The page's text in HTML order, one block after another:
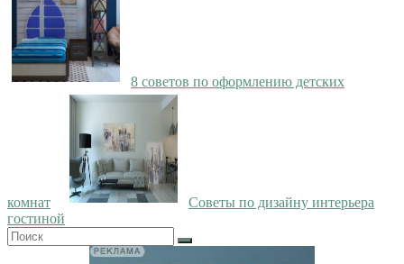
8 советов по оформлению детских
комнат
Советы по дизайну интерьера
гостиной